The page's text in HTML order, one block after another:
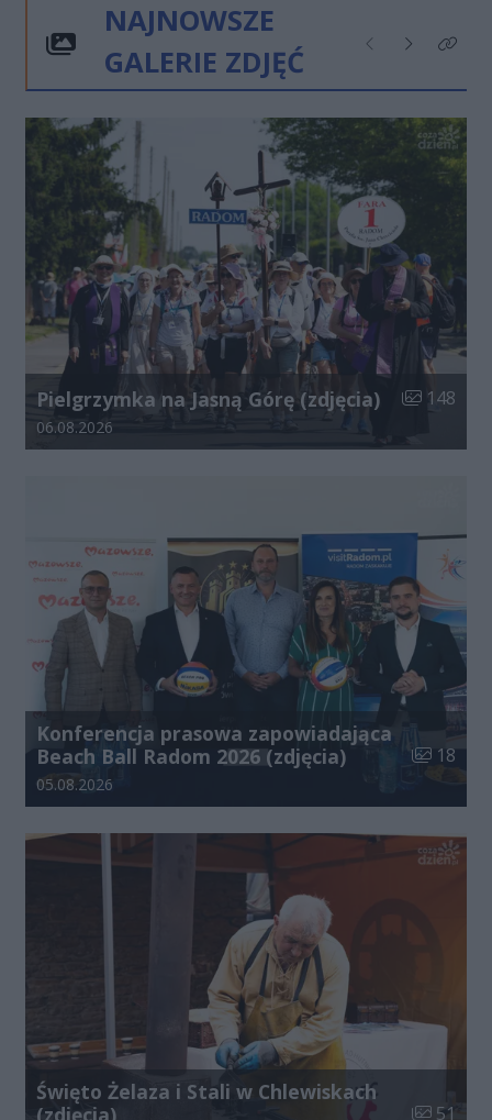
NAJNOWSZE
GALERIE ZDJĘĆ
Poprzednie
NastępneKliknij
Pielgrzymka na Jasną Górę (zdjęcia) Liczba
148
Data dodania galerii:
06.08.2026
Konferencja prasowa zapowiadająca
Beach Ball Radom 2026 (zdjęcia)
Liczba
18
Data dodania galerii:
05.08.2026
Święto Żelaza i Stali w Chlewiskach
(zdjęcia)
Liczba
51